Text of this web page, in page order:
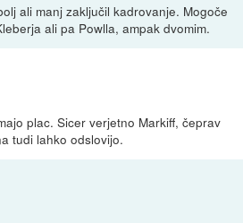
ali manj zaključil kadrovanje. Mogoče
ali pa Powlla, ampak dvomim.
plac. Sicer verjetno Markiff, čeprav
tudi lahko odslovijo.